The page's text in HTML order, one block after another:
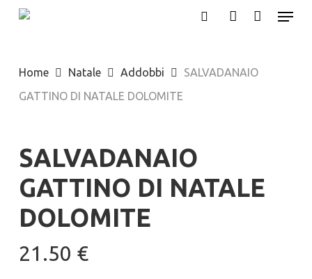
Skip
content
Menu
Home Natale Addobbi
SALVADANAIO
GATTINO DI NATALE DOLOMITE
SALVADANAIO
GATTINO DI NATALE
DOLOMITE
21.50 €